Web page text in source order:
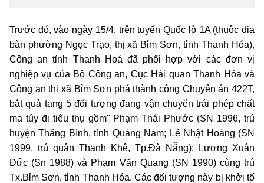
Trước đó, vào ngày 15/4, trên tuyến Quốc lộ 1A (thuộc địa
bàn phường Ngọc Trạo, thị xã Bỉm Sơn, tỉnh Thanh Hóa),
Công an tỉnh Thanh Hoá đã phối hợp với các đơn vị
nghiệp vụ của Bộ Công an, Cục Hải quan Thanh Hóa và
Công an thị xã Bỉm Sơn phá thành công Chuyên án 422T,
bắt quả tang 5 đối tượng đang vận chuyển trái phép chất
ma túy đi tiêu thụ gồm" Phạm Thái Phước (SN 1996, trú
huyện Thăng Bình, tỉnh Quảng Nam; Lê Nhật Hoàng (SN
1999, trú quận Thanh Khê, Tp.Đà Nẵng); Lương Xuân
Đức (Sn 1988) và Phạm Văn Quang (SN 1990) cùng trú
Tx.Bỉm Sơn, tỉnh Thanh Hóa. Các đối tượng này bị khởi tố